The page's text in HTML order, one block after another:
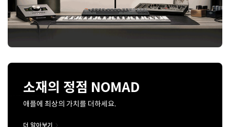
소재의 정점 NOMAD
애플에 최상의 가치를 더하세요.
더 알아보기